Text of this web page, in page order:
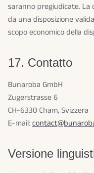
saranno pregiudicate.
da una disposizione
scopo economico della
17. Contatto
Bunaroba GmbH
Zugerstrasse 6
CH-6330 Cham, Svizzera
E-mail:
Versione